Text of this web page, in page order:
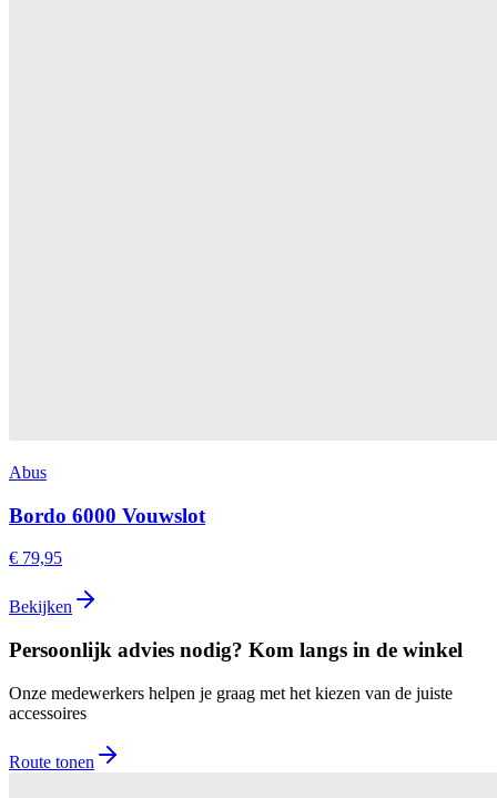
Abus
Bordo 6000 Vouwslot
€ 79,95
Bekijken
Persoonlijk advies nodig? Kom langs in de winkel
Onze medewerkers helpen je graag met het kiezen van de juiste
accessoires
Route tonen